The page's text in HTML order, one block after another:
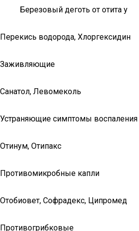
Березовый деготь от отита у
Перекись водорода, Хлоргексидин
Заживляющие
Санатол, Левомеколь
Устраняющие симптомы воспаления
Отинум, Отипакс
Противомикробные капли
Отобиовет, Софрадекс, Ципромед
Противогрибковые